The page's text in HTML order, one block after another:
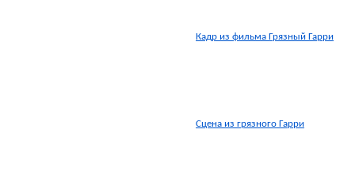
Кадр из фильма Грязный Гарри
Сцена из грязного Гарри